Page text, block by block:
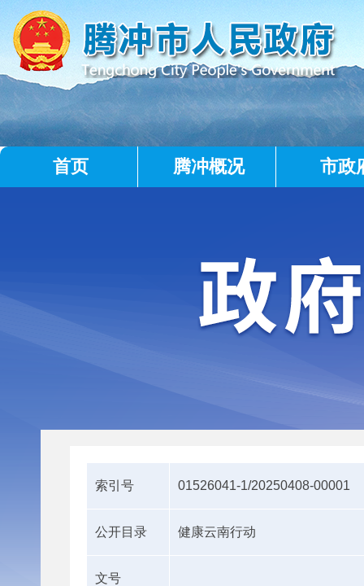
首页 腾冲概况 市政
索引号 01526041-1/20250408-00001
公开目录 健康云南行动
文号